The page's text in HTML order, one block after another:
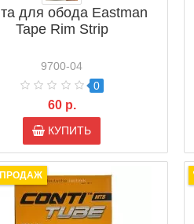
для обода Eastman
Tape Rim Strip
9700-04
0
60 р.
КУПИТЬ